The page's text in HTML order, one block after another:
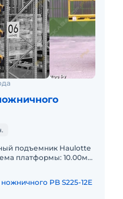
платформы: 10.00м
PB S225-12E